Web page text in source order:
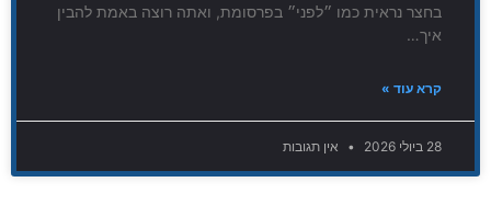
בחצר נראית כמו ״לפני״ בפרסומת, ואתה רוצה באמת להבין
איך…
קרא עוד »
28 ביולי 2026 אין תגובות